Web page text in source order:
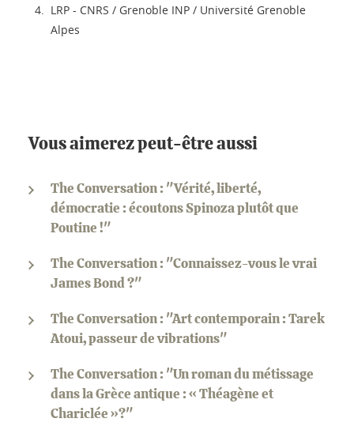
LRP - CNRS / Grenoble INP / Université Grenoble
Alpes
Vous aimerez peut-être aussi
The Conversation : "Vérité, liberté,
démocratie : écoutons Spinoza plutôt que
Poutine !"
The Conversation : "Connaissez-vous le vrai
James Bond ?"
The Conversation : "Art contemporain : Tarek
Atoui, passeur de vibrations"
The Conversation : "Un roman du métissage
dans la Grèce antique : « Théagène et
Chariclée »?"